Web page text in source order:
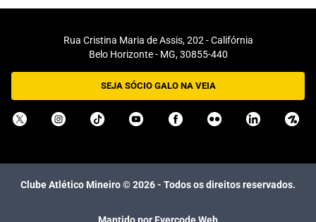
Rua Cristina Maria de Assis, 202 - Califórnia
Belo Horizonte - MG, 30855-440
SEJA SÓCIO GALO NA VEIA
Clube Atlético Mineiro ©2026- Todos os direitos reservados.